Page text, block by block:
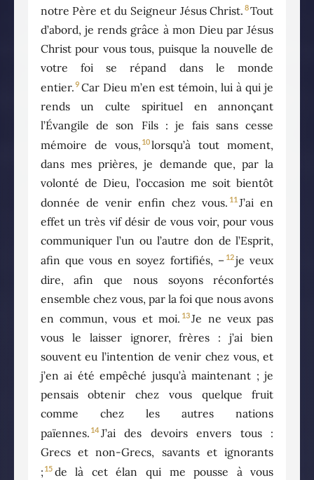
notre Père et du Seigneur Jésus Christ. 8Tout
d’abord, je rends grâce à mon Dieu par Jésus
Christ pour vous tous, puisque la nouvelle de
votre foi se répand dans le monde
entier.9 Car Dieu m’en est témoin, lui à qui je
rends un culte spirituel en annonçant
l’Évangile de son Fils : je fais sans cesse
mémoire de vous, 10lorsqu’à tout moment,
dans mes prières, je demande que, par la
volonté de Dieu, l’occasion me soit bientôt
donnée de venir enfin chez vous. 11 J’ai en
effet un très vif désir de vous voir, pour vous
communiquer l’un ou l’autre don de l’Esprit,
afin que vous en soyez fortifiés, – 12je veux
dire, afin que nous soyons réconfortés
ensemble chez vous, par la foi que nous avons
en commun, vous et moi. 13Je ne veux pas
vous le laisser ignorer, frères : j’ai bien
souvent eu l’intention de venir chez vous, et
j’en ai été empêché jusqu’à maintenant ; je
pensais obtenir chez vous quelque fruit
comme chez les autres nations
païennes. 14 J’ai des devoirs envers tous :
Grecs et non-Grecs, savants et ignorants
; 15 de là cet élan qui me pousse à vous